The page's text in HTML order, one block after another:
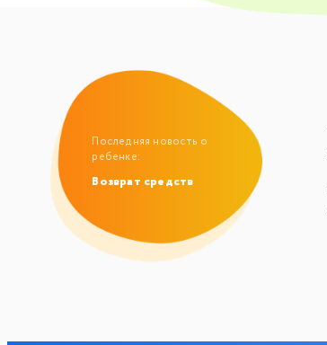
Последняя новость о
ребенке:
Возврат средств